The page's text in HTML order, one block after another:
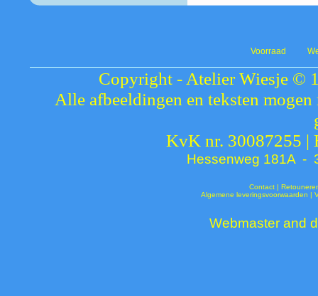
Voorraad
Copyright - Atelier Wiesje ©
Alle afbeeldingen en teksten
KvK nr. 30087255 |
Hessenweg 181A -
Contact|
Algemene leveringsvoorwaarden |
Webmaster and